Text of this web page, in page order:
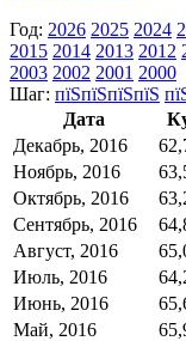
Год: 2026 2025 2024
2015 2014 2013 2012
2003 2002 2001 2000
Шаг: пїЅпїЅпїЅпїЅ
Дата
Декабрь, 2016
Ноябрь, 2016
Октябрь, 2016
Сентябрь, 2016
Август, 2016
Июль, 2016
Июнь, 2016
Май, 2016